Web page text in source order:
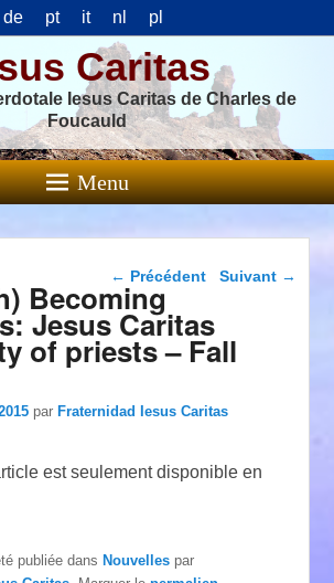
de pt it nl pl
Caritas
Iesus Caritas de Charles de
Foucauld
Menu
Navigation dans les
← Précédent Suivant →
Becoming
Jesus Caritas
of priests – Fall
parFraternidad Iesus Caritas
est seulement disponible en
publiée dansNouvelles par